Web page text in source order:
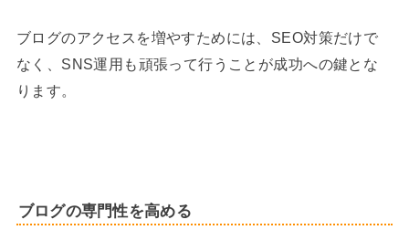
ブログのアクセスを増やすためには、SEO対策だけで
なく、SNS運用も頑張って行うことが成功への鍵とな
ります。
ブログの専門性を高める